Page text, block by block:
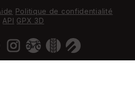
Politique de confidentialité
API GPX 3D